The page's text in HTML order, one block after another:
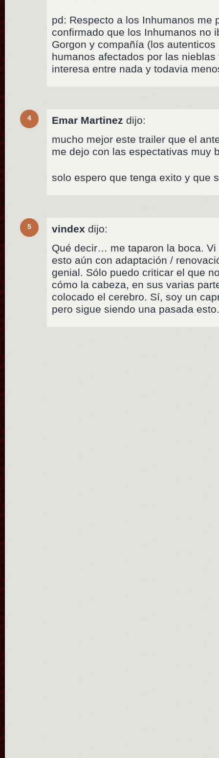
pd: Respecto a los Inhumanos me
confirmado que los Inhumanos no
Gorgon y compañía (los
humanos afectados por las
interesa entre nada y todavia
4 Emar Martinez dijo:
mucho mejor este trailer que el
me dejo con las espectativas muy
solo espero que tenga exito y que
5 vindex dijo:
Qué decir… me taparon la boca. Vi
esto aún con adaptación /
genial. Sólo puedo criticar el que
cómo la cabeza, en sus varias
colocado el cerebro. Sí, soy un
pero sigue siendo una pasada